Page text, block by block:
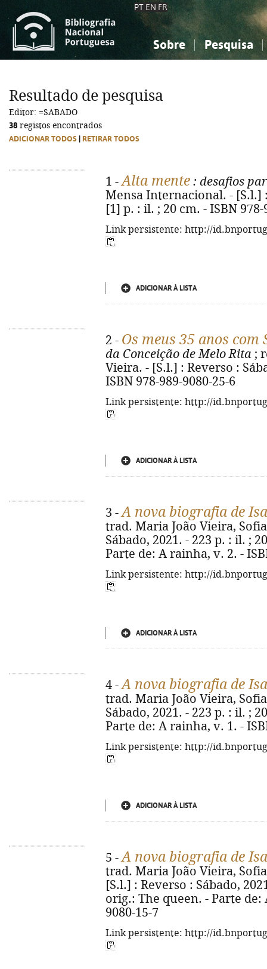
PT EN FR
Sobre Pesquisa
Ciências sociais...
Ciências sociais...
Resultado de pesquisa
Editor: =SABADO
38 registos encontrados
ADICIONAR TODOS RETIRAR TODOS
1 -Alta mente : desafios
Mensa Internacional. - [S.l.]
[1] p. : il. ; 20 cm. - ISBN 978-
Link persistente: http://
ADICIONAR À LISTA
2 - Os meus 35 anos com
da Conceição de Melo Rita ;
Vieira. - [S.l.] : Reverso :
ISBN 978-989-9080-25-6
Link persistente: http://
ADICIONAR À LISTA
3 -A nova biografia de
trad. Maria João Vieira,
Sábado, 2021. - 223 p. : il. ;
Parte de: A rainha, v. 2. -
Link persistente: http://
ADICIONAR À LISTA
4 -A nova biografia de
trad. Maria João Vieira,
Sábado, 2021. - 223 p. : il. ;
Parte de: A rainha, v. 1. -
Link persistente: http://
ADICIONAR À LISTA
5 -A nova biografia de
trad. Maria João Vieira,
[S.l.] : Reverso : Sábado,
orig.: The queen. - Parte de:
9080-15-7
Link persistente: http://